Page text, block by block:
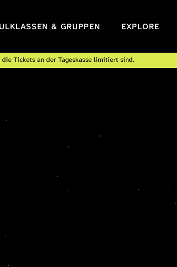
& GRUPPEN EXPLORE
Tickets an der Tageskasse limitiert sind.